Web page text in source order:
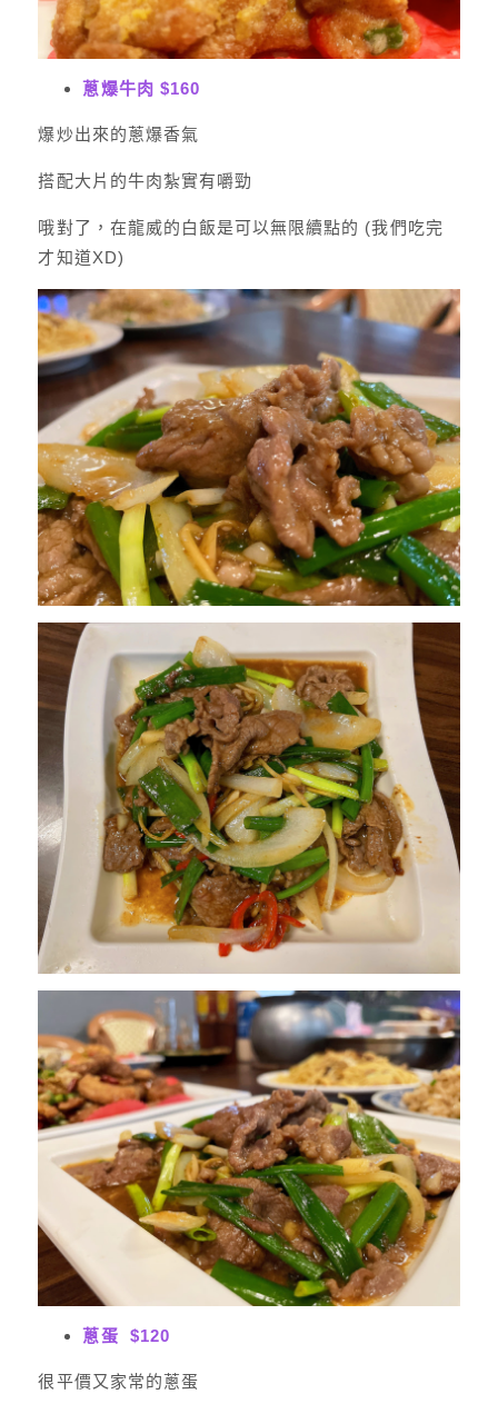
蔥爆牛肉 $160
爆炒出來的蔥爆香氣
搭配大片的牛肉紮實有嚼勁
哦對了，在龍威的白飯是可以無限續點的 (我們吃完
才知道XD)
蔥蛋 $120
很平價又家常的蔥蛋